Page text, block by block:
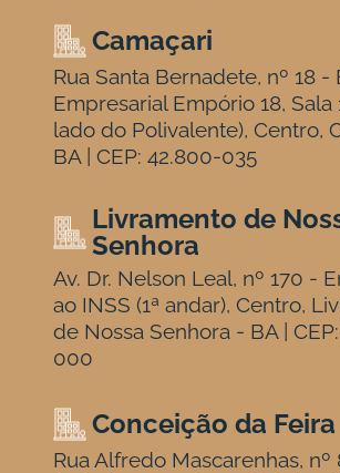
Camaçari
Rua Santa Bernadete, nº 18 -
Empresarial Empório 18, Sala
lado do Polivalente), Centro,
BA | CEP: 42.800-035
Livramento de
Senhora
Av. Dr. Nelson Leal, nº 170 -
ao INSS (1ª andar), Centro,
de Nossa Senhora - BA |
000
Conceição da Feira
Rua Alfredo Mascarenhas, nº